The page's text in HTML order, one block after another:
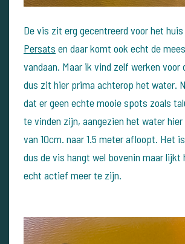
De vis zit erg gecentreerd voor het huis
Persats en daar komt ook echt de
vandaan. Maar ik vind zelf werken voor
dus zit hier prima achterop het water.
dat er geen echte mooie spots zoals
te vinden zijn, aangezien het water hier
van 10cm. naar 1.5 meter afloopt. Het
dus de vis hangt wel bovenin maar lijkt
echt actief meer te zijn.